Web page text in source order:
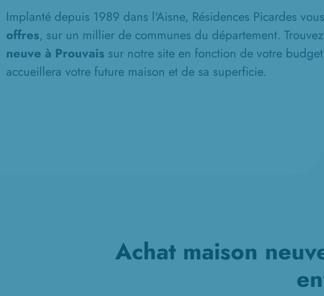
Implanté depuis 1989 dans l'Aisne, Résidences Picardes
offres, sur un millier de communes du département.
neuve à Prouvais sur notre site en fonction de votre
accueillera votre future maison et de sa superficie.
Achat maison